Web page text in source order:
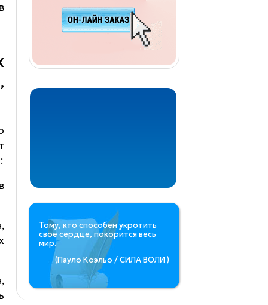
Тому, кто способен укротить
свое сердце, покорится весь
мир.
(Пауло Коэльо / СИЛА ВОЛИ )